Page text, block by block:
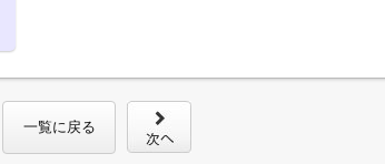
一覧に戻る